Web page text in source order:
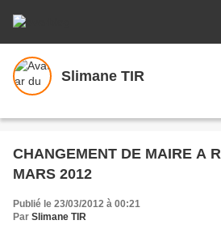
Slimane TIR
CHANGEMENT DE MAIRE A
MARS 2012
Publié le 23/03/2012 à 00:21
Par Slimane TIR